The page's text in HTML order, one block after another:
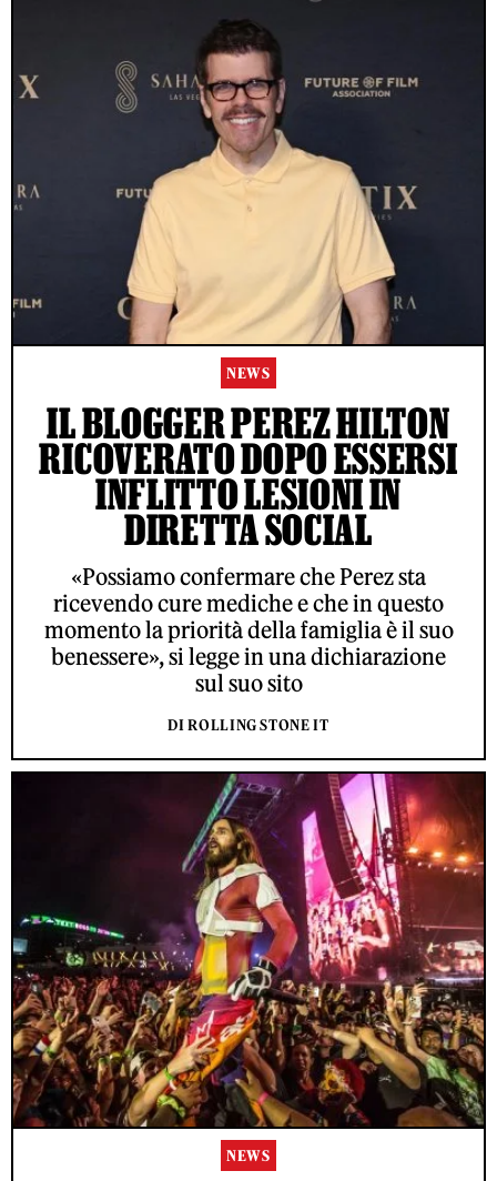
NEWS
IL BLOGGER PEREZ HILTON
RICOVERATO DOPO ESSERSI
INFLITTO LESIONI IN
DIRETTA SOCIAL
«Possiamo confermare che Perez sta
ricevendo cure mediche e che in questo
momento la priorità della famiglia è il suo
benessere», si legge in una dichiarazione
sul suo sito
DI ROLLING STONE IT
NEWS